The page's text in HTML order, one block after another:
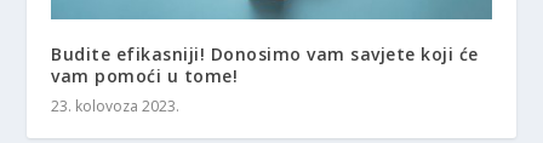
Budite efikasniji! Donosimo vam savjete koji će
vam pomoći u tome!
23. kolovoza 2023.